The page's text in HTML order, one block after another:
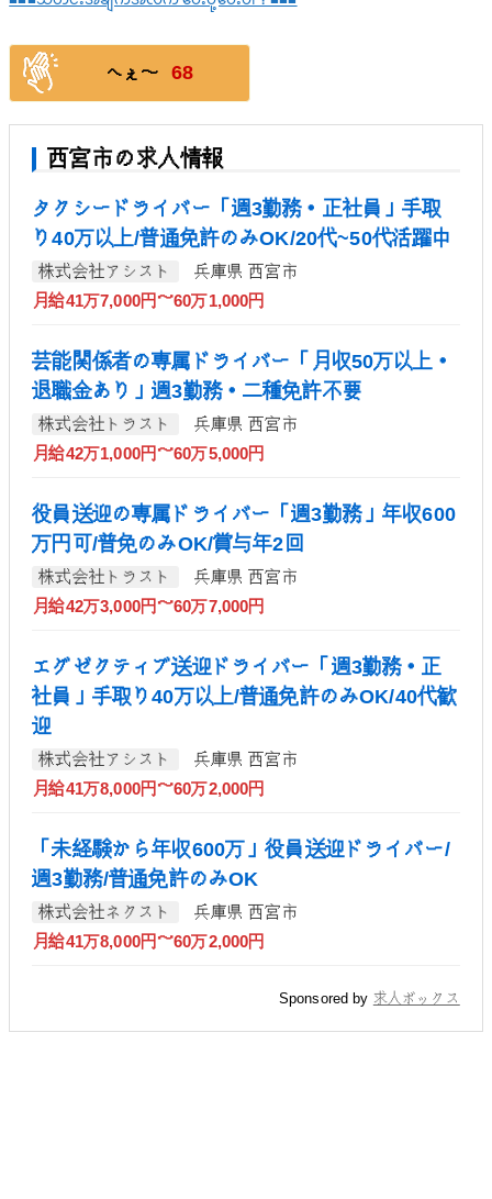
へぇ〜 68
西宮市の求人情報
タクシードライバー「週3勤務・正社員」手取
り40万以上/普通免許のみOK/20代~50代活躍中
株式会社アシスト
兵庫県 西宮市
月給41万7,000円～60万1,000円
芸能関係者の専属ドライバー「月収50万以上・
退職金あり」週3勤務・二種免許不要
株式会社トラスト
兵庫県 西宮市
月給42万1,000円～60万5,000円
役員送迎の専属ドライバー「週3勤務」年収600
万円可/普免のみOK/賞与年2回
株式会社トラスト
兵庫県 西宮市
月給42万3,000円～60万7,000円
エグゼクティブ送迎ドライバー「週3勤務・正
社員」手取り40万以上/普通免許のみOK/40代歓
迎
株式会社アシスト
兵庫県 西宮市
月給41万8,000円～60万2,000円
「未経験から年収600万」役員送迎ドライバー/
週3勤務/普通免許のみOK
株式会社ネクスト
兵庫県 西宮市
月給41万8,000円～60万2,000円
Sponsored by 求人ボックス